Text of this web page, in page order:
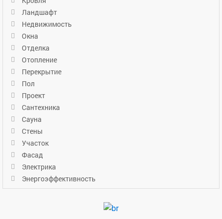
Ландшафт
Недвижимость
Окна
Отделка
Отопление
Перекрытие
Пол
Проект
Сантехника
Сауна
Стены
Участок
Фасад
Электрика
Энергоэффективность